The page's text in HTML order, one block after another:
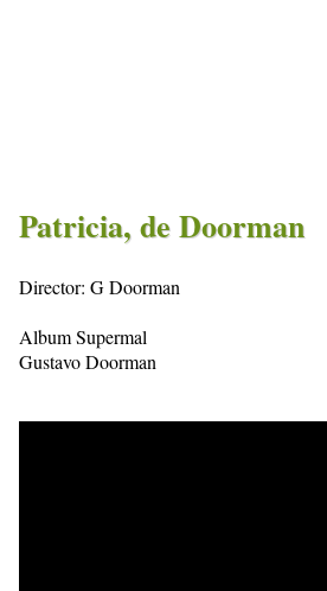
Patricia, de Doorman
Director: G Doorman
Album Supermal
Gustavo Doorman